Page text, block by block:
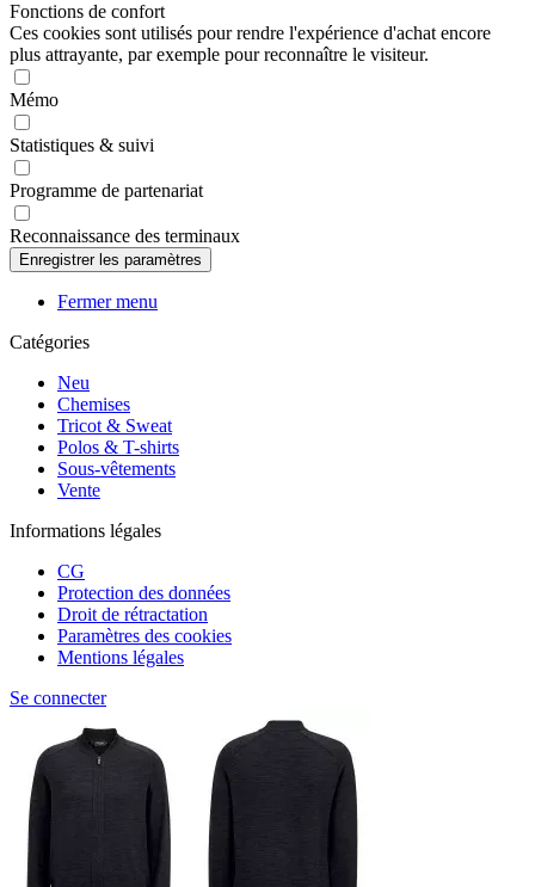
Fonctions de confort
Ces cookies sont utilisés pour rendre l'expérience d'achat encore
plus attrayante, par exemple pour reconnaître le visiteur.
Mémo
Statistiques & suivi
Programme de partenariat
Reconnaissance des terminaux
Fermer menu
Catégories
Neu
Chemises
Tricot & Sweat
Polos & T-shirts
Sous-vêtements
Vente
Informations légales
CG
Protection des données
Droit de rétractation
Paramètres des cookies
Mentions légales
Se connecter